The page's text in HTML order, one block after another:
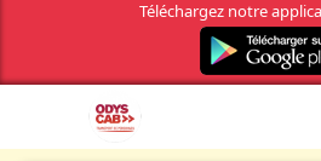
Téléchargez notre